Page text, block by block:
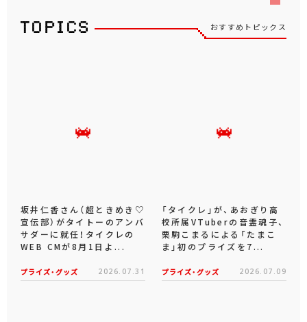
おすすめトピックス
坂井仁香さん（超ときめき♡
宣伝部）がタイトーのアンバ
サダーに就任！タイクレの
WEB CMが8月1日よ...
プライズ・グッズ 2026.07.31
「タイクレ」が、あおぎり高
校所属VTuberの音霊魂子、
栗駒こまるによる「たまこ
ま」初のプライズを7...
プライズ・グッズ 2026.07.09